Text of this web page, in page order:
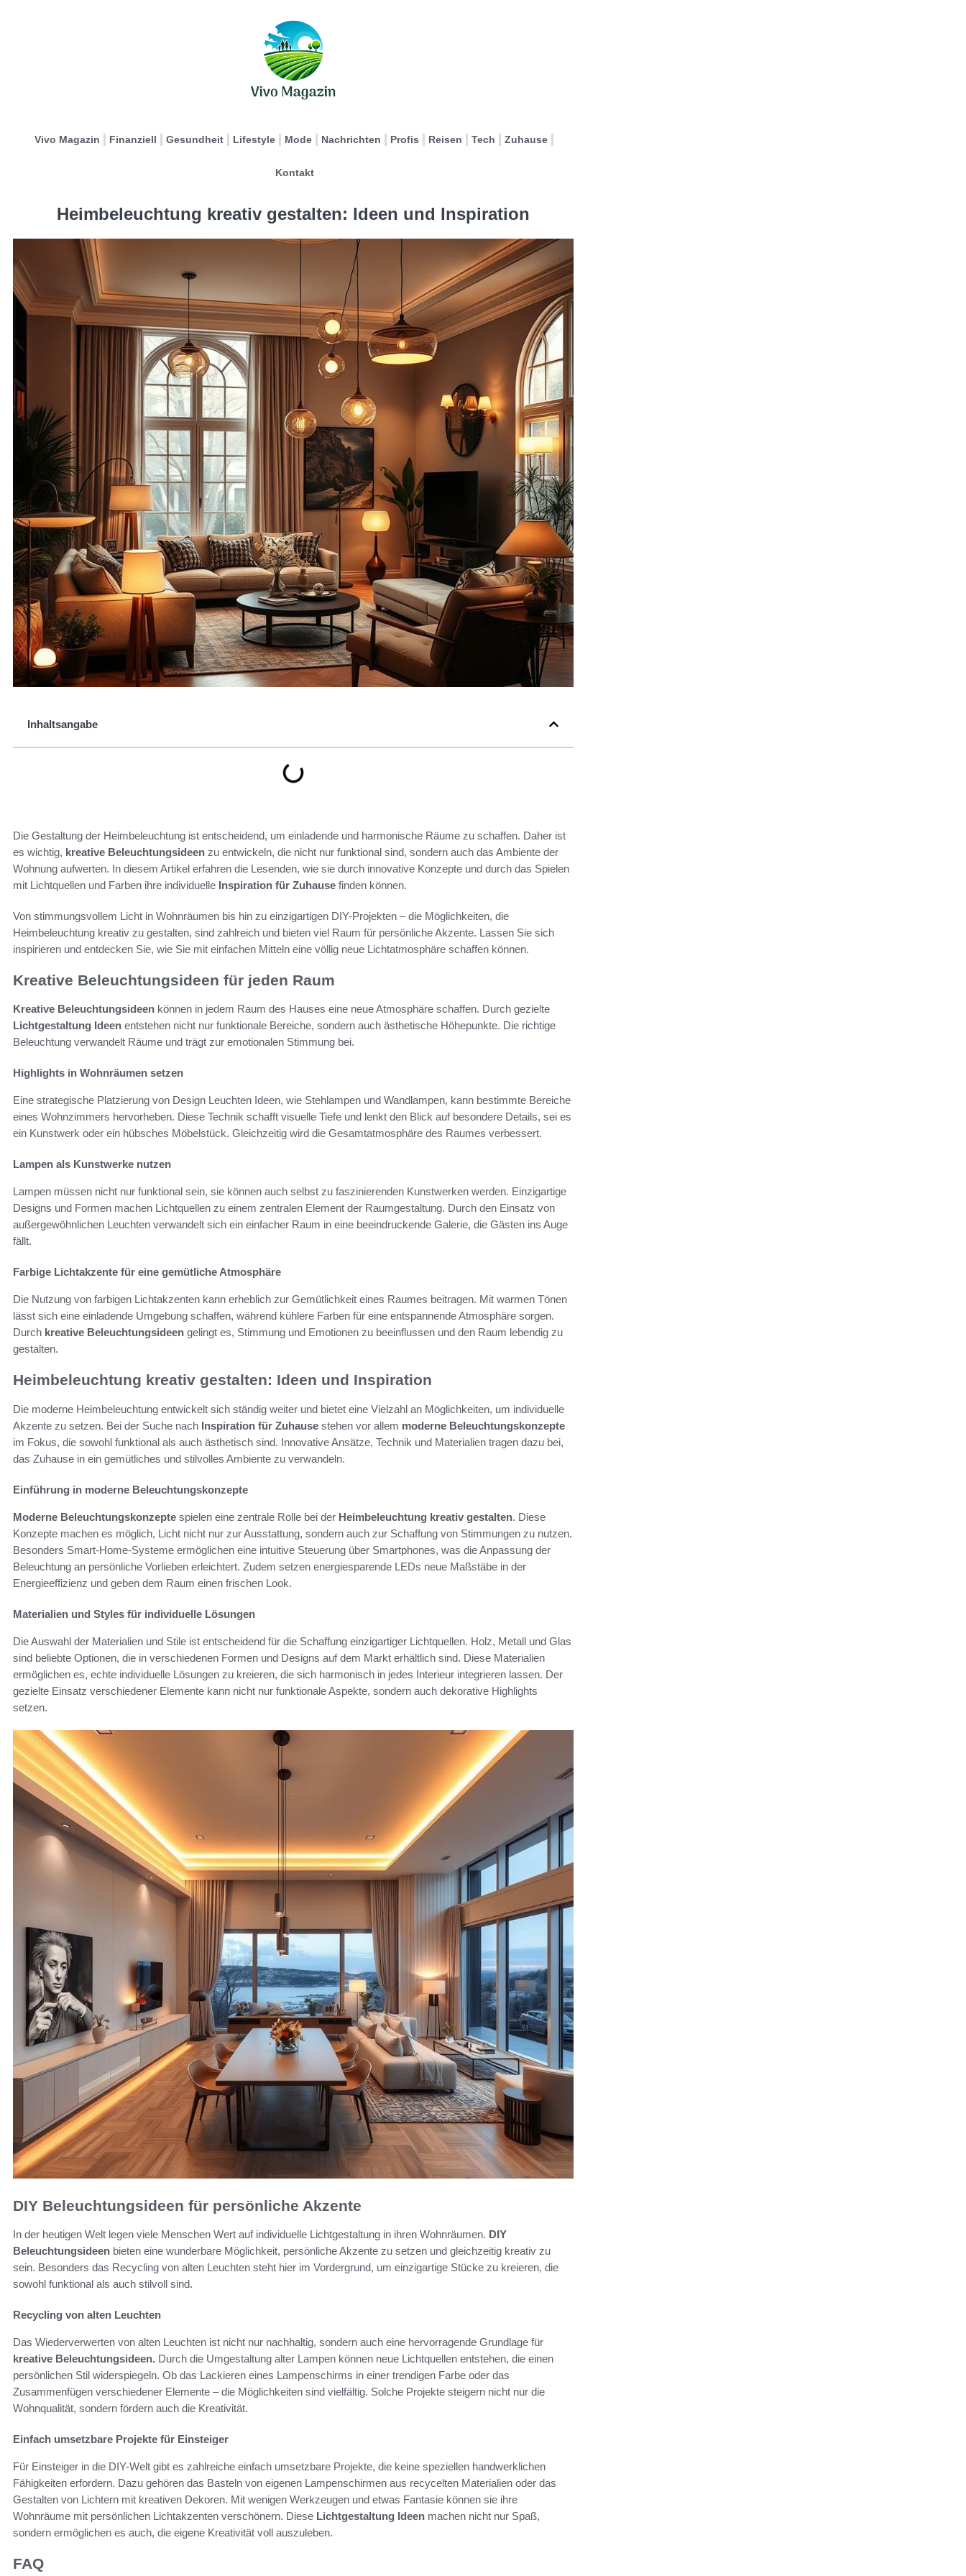
Vivo Magazin Finanziell Gesundheit Lifestyle Mode Nachrichten Profis Reisen Tech Zuhause
Kontakt
Heimbeleuchtung kreativ gestalten: Ideen und Inspiration
Inhaltsangabe
Die Gestaltung der Heimbeleuchtung ist entscheidend, um einladende und harmonische Räume zu schaffen. Daher ist
es wichtig, kreative Beleuchtungsideen zu entwickeln, die nicht nur funktional sind, sondern auch das Ambiente der
Wohnung aufwerten. In diesem Artikel erfahren die Lesenden, wie sie durch innovative Konzepte und durch das Spielen
mit Lichtquellen und Farben ihre individuelle Inspiration für Zuhause finden können.
Von stimmungsvollem Licht in Wohnräumen bis hin zu einzigartigen DIY-Projekten – die Möglichkeiten, die
Heimbeleuchtung kreativ zu gestalten, sind zahlreich und bieten viel Raum für persönliche Akzente. Lassen Sie sich
inspirieren und entdecken Sie, wie Sie mit einfachen Mitteln eine völlig neue Lichtatmosphäre schaffen können.
Kreative Beleuchtungsideen für jeden Raum
Kreative Beleuchtungsideen können in jedem Raum des Hauses eine neue Atmosphäre schaffen. Durch gezielte
Lichtgestaltung Ideen entstehen nicht nur funktionale Bereiche, sondern auch ästhetische Höhepunkte. Die richtige
Beleuchtung verwandelt Räume und trägt zur emotionalen Stimmung bei.
Highlights in Wohnräumen setzen
Eine strategische Platzierung von Design Leuchten Ideen, wie Stehlampen und Wandlampen, kann bestimmte Bereiche
eines Wohnzimmers hervorheben. Diese Technik schafft visuelle Tiefe und lenkt den Blick auf besondere Details, sei es
ein Kunstwerk oder ein hübsches Möbelstück. Gleichzeitig wird die Gesamtatmosphäre des Raumes verbessert.
Lampen als Kunstwerke nutzen
Lampen müssen nicht nur funktional sein, sie können auch selbst zu faszinierenden Kunstwerken werden. Einzigartige
Designs und Formen machen Lichtquellen zu einem zentralen Element der Raumgestaltung. Durch den Einsatz von
außergewöhnlichen Leuchten verwandelt sich ein einfacher Raum in eine beeindruckende Galerie, die Gästen ins Auge
fällt.
Farbige Lichtakzente für eine gemütliche Atmosphäre
Die Nutzung von farbigen Lichtakzenten kann erheblich zur Gemütlichkeit eines Raumes beitragen. Mit warmen Tönen
lässt sich eine einladende Umgebung schaffen, während kühlere Farben für eine entspannende Atmosphäre sorgen.
Durch kreative Beleuchtungsideen gelingt es, Stimmung und Emotionen zu beeinflussen und den Raum lebendig zu
gestalten.
Heimbeleuchtung kreativ gestalten: Ideen und Inspiration
Die moderne Heimbeleuchtung entwickelt sich ständig weiter und bietet eine Vielzahl an Möglichkeiten, um individuelle
Akzente zu setzen. Bei der Suche nach Inspiration für Zuhause stehen vor allem moderne Beleuchtungskonzepte
im Fokus, die sowohl funktional als auch ästhetisch sind. Innovative Ansätze, Technik und Materialien tragen dazu bei,
das Zuhause in ein gemütliches und stilvolles Ambiente zu verwandeln.
Einführung in moderne Beleuchtungskonzepte
Moderne Beleuchtungskonzepte spielen eine zentrale Rolle bei der Heimbeleuchtung kreativ gestalten. Diese
Konzepte machen es möglich, Licht nicht nur zur Ausstattung, sondern auch zur Schaffung von Stimmungen zu nutzen.
Besonders Smart-Home-Systeme ermöglichen eine intuitive Steuerung über Smartphones, was die Anpassung der
Beleuchtung an persönliche Vorlieben erleichtert. Zudem setzen energiesparende LEDs neue Maßstäbe in der
Energieeffizienz und geben dem Raum einen frischen Look.
Materialien und Styles für individuelle Lösungen
Die Auswahl der Materialien und Stile ist entscheidend für die Schaffung einzigartiger Lichtquellen. Holz, Metall und Glas
sind beliebte Optionen, die in verschiedenen Formen und Designs auf dem Markt erhältlich sind. Diese Materialien
ermöglichen es, echte individuelle Lösungen zu kreieren, die sich harmonisch in jedes Interieur integrieren lassen. Der
gezielte Einsatz verschiedener Elemente kann nicht nur funktionale Aspekte, sondern auch dekorative Highlights
setzen.
DIY Beleuchtungsideen für persönliche Akzente
In der heutigen Welt legen viele Menschen Wert auf individuelle Lichtgestaltung in ihren Wohnräumen. DIY
Beleuchtungsideen bieten eine wunderbare Möglichkeit, persönliche Akzente zu setzen und gleichzeitig kreativ zu
sein. Besonders das Recycling von alten Leuchten steht hier im Vordergrund, um einzigartige Stücke zu kreieren, die
sowohl funktional als auch stilvoll sind.
Recycling von alten Leuchten
Das Wiederverwerten von alten Leuchten ist nicht nur nachhaltig, sondern auch eine hervorragende Grundlage für
kreative Beleuchtungsideen. Durch die Umgestaltung alter Lampen können neue Lichtquellen entstehen, die einen
persönlichen Stil widerspiegeln. Ob das Lackieren eines Lampenschirms in einer trendigen Farbe oder das
Zusammenfügen verschiedener Elemente – die Möglichkeiten sind vielfältig. Solche Projekte steigern nicht nur die
Wohnqualität, sondern fördern auch die Kreativität.
Einfach umsetzbare Projekte für Einsteiger
Für Einsteiger in die DIY-Welt gibt es zahlreiche einfach umsetzbare Projekte, die keine speziellen handwerklichen
Fähigkeiten erfordern. Dazu gehören das Basteln von eigenen Lampenschirmen aus recycelten Materialien oder das
Gestalten von Lichtern mit kreativen Dekoren. Mit wenigen Werkzeugen und etwas Fantasie können sie ihre
Wohnräume mit persönlichen Lichtakzenten verschönern. Diese Lichtgestaltung Ideen machen nicht nur Spaß,
sondern ermöglichen es auch, die eigene Kreativität voll auszuleben.
FAQ